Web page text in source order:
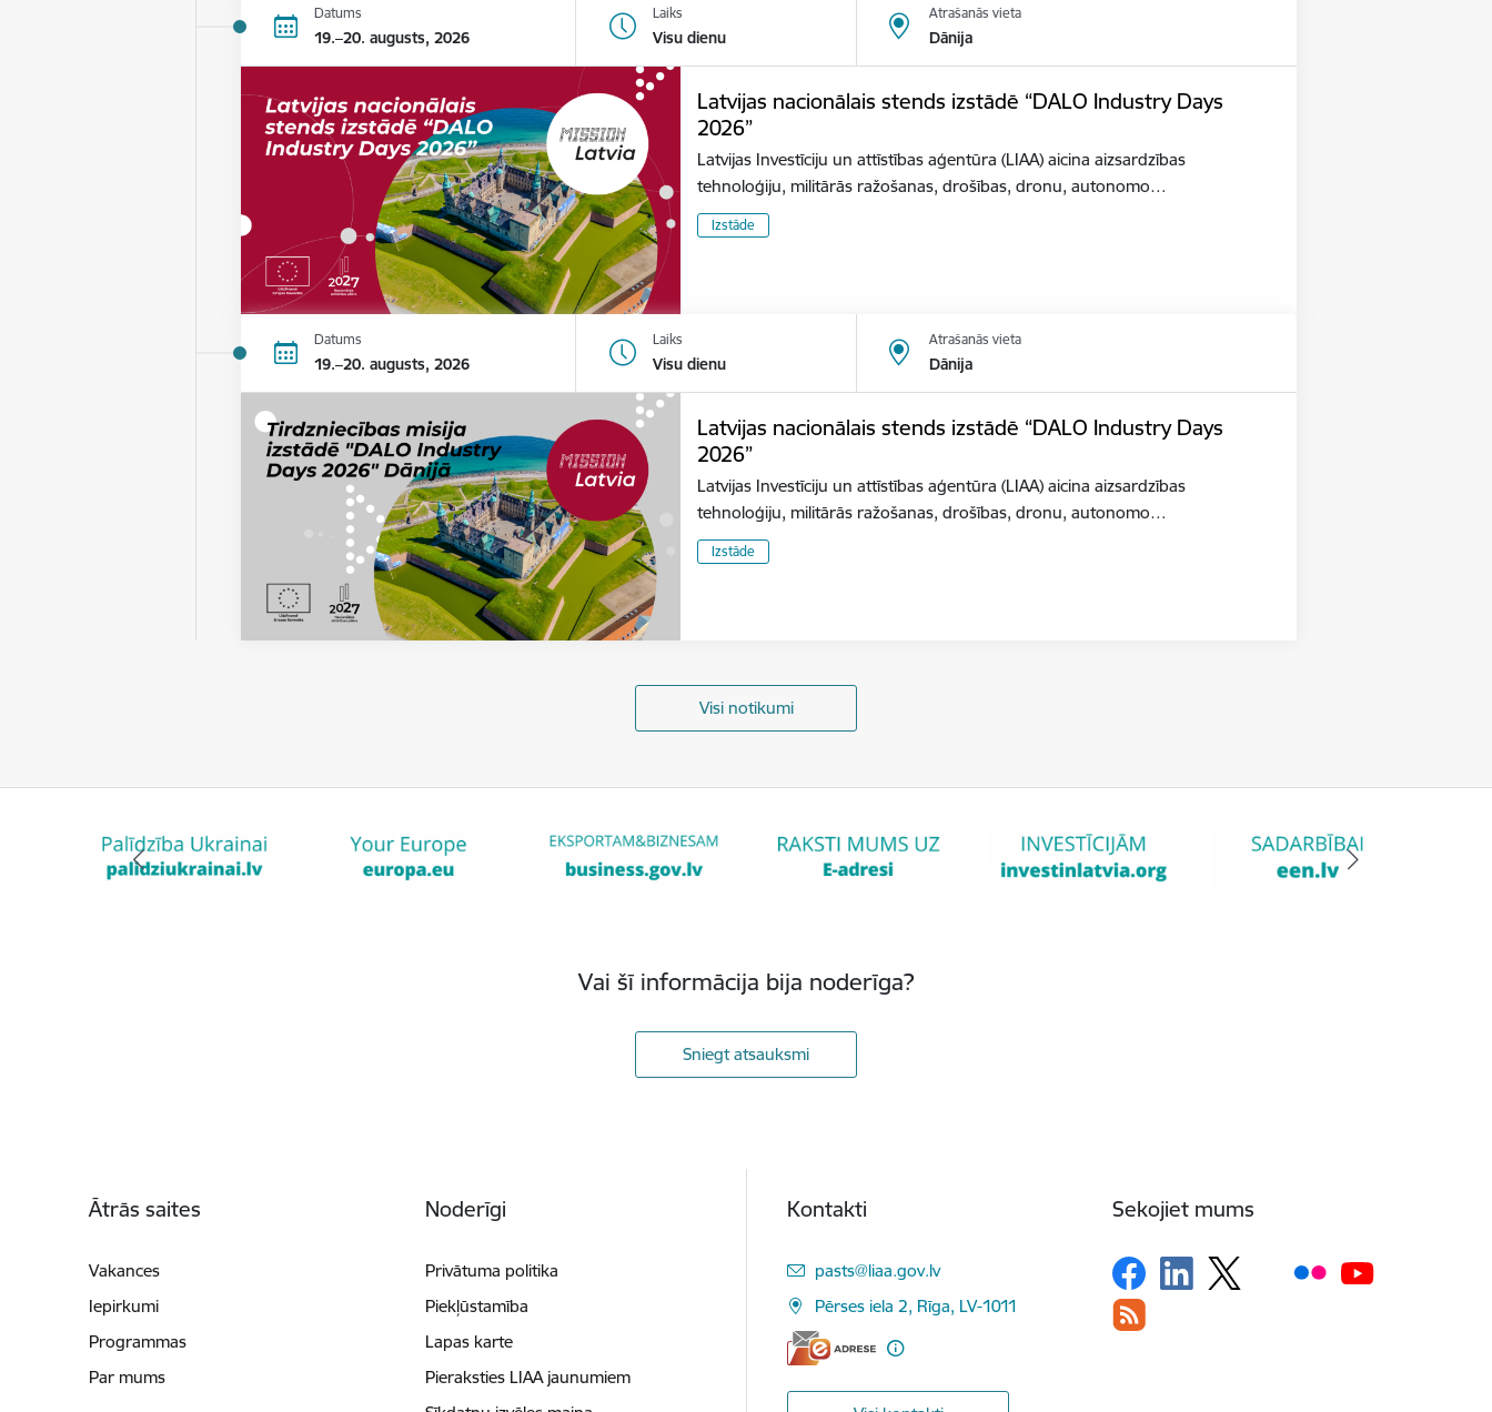
Datums
19.–20. augusts, 2026
Laiks
Visu dienu
Atrašanās vieta
Dānija
Latvijas nacionālais stends izstādē “DALO Industry Days
2026”
Latvijas Investīciju un attīstības aģentūra (LIAA) aicina aizsardzības
tehnoloģiju, militārās ražošanas, drošības, dronu, autonomo…
Izstāde
Datums
19.–20. augusts, 2026
Laiks
Visu dienu
Atrašanās vieta
Dānija
Latvijas nacionālais stends izstādē “DALO Industry Days
2026”
Latvijas Investīciju un attīstības aģentūra (LIAA) aicina aizsardzības
tehnoloģiju, militārās ražošanas, drošības, dronu, autonomo…
Izstāde
Visi notikumi
Vai šī informācija bija noderīga?
Sniegt atsauksmi
Ātrās saites
Vakances
Iepirkumi
Programmas
Par mums
Noderīgi
Privātuma politika
Piekļūstamība
Lapas karte
Pieraksties LIAA jaunumiem
Kontakti
E-pasts:
pasts@liaa.gov.lv
Pērses iela 2, Rīga, LV-1011
Sekojiet mums